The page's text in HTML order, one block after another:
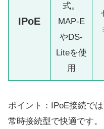
IPoE
式。
MAP-E
やDS-
Liteを使
用
ポイント：IPoE接続で
常時接続型で快適です。